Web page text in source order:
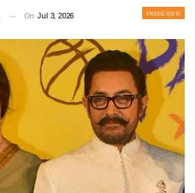
ମନୋରଞ୍ଜନ
On Jul 3, 2026